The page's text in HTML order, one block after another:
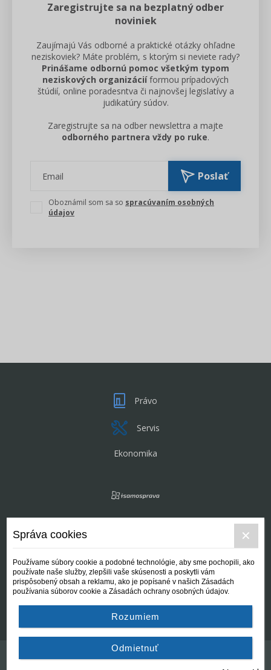
Zaregistrujte sa na bezplatný odber
noviniek
Zaujímajú Vás odborné a praktické otázky ohľadne
neziskoviek? Máte problém, s ktorým si neviete rady?
Prinášame odbornú pomoc všetkým typom
neziskových organizáciíformou prípadových
štúdií, online poradesntva či najnovšej legislatívy a
judikatúry súdov.
Zaregistrujte sa na odber newslettra a majte
odborného partnera vždy po ruke.
Email Poslať
Oboznámil som sa so spracúvaním osobných
údajov
Právo
Servis
Ekonomika
Kontakt
Správa cookies
Používame súbory cookie a podobné technológie, aby sme pochopili, ako
používate naše služby, zlepšili vaše skúsenosti a poskytli vám
prispôsobený obsah a reklamu, ako je popísané v našich Zásadách
používania súborov cookie a Zásadách ochrany osobných údajov.
Rozumiem
Odmietnuť